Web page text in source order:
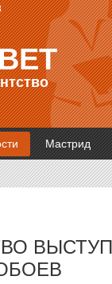
Мастрид